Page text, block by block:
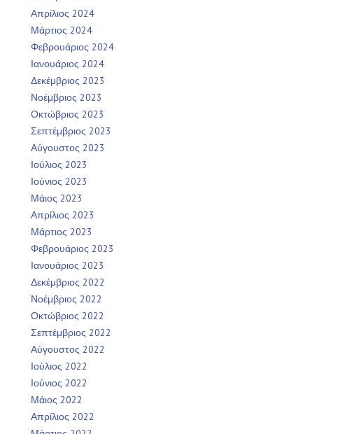
Απρίλιος 2024
Μάρτιος 2024
Φεβρουάριος 2024
Ιανουάριος 2024
Δεκέμβριος 2023
Νοέμβριος 2023
Οκτώβριος 2023
Σεπτέμβριος 2023
Αύγουστος 2023
Ιούλιος 2023
Ιούνιος 2023
Μάιος 2023
Απρίλιος 2023
Μάρτιος 2023
Φεβρουάριος 2023
Ιανουάριος 2023
Δεκέμβριος 2022
Νοέμβριος 2022
Οκτώβριος 2022
Σεπτέμβριος 2022
Αύγουστος 2022
Ιούλιος 2022
Ιούνιος 2022
Μάιος 2022
Απρίλιος 2022